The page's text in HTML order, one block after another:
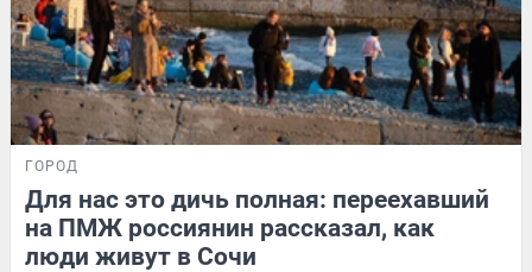
ГОРОД
Для нас это дичь полная: переехавший
на ПМЖ россиянин рассказал, как
люди живут в Сочи